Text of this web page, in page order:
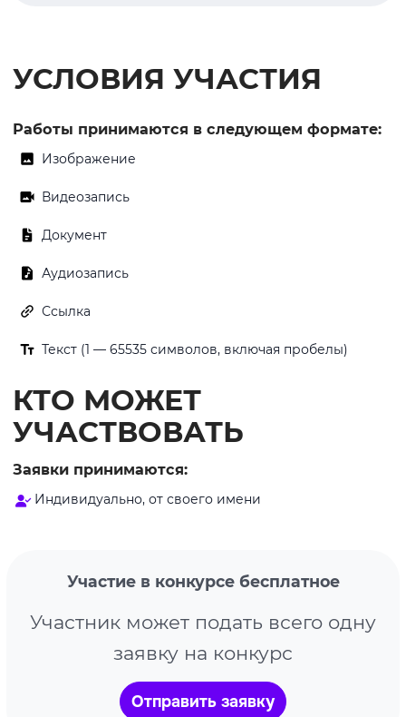
УСЛОВИЯ УЧАСТИЯ
Работы принимаются в следующем формате:
Изображение
Видеозапись
Документ
Аудиозапись
Ссылка
Текст (1 — 65535 символов, включая пробелы)
КТО МОЖЕТ
УЧАСТВОВАТЬ
Заявки принимаются:
Индивидуально, от своего имени
Участие в конкурсе бесплатное
Участник может подать всего одну
заявку на конкурс
Отправить заявку